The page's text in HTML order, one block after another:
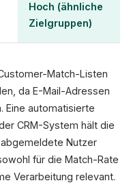
Hoch (ähnliche
Zielgruppen)
Match-Listen
da E-Mail-Adressen
Eine automatisierte
CRM-System hält die
Nutzer
für die Match-Rate
Verarbeitung relevant.